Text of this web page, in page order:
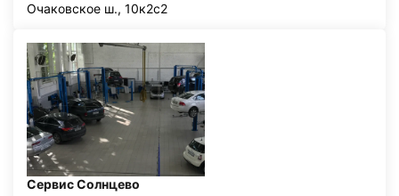
Очаковское ш., 10к2с2
Сервис Солнцево